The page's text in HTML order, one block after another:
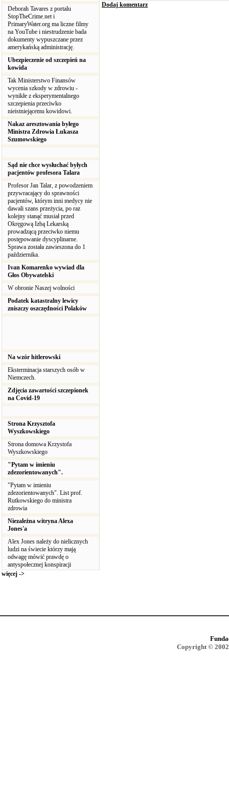
Deborah Tavares z portalu
StopTheCrime.net i
PrimaryWater.org ma liczne filmy
na YouTube i niestrudzenie bada
dokumenty wypuszczane przez
amerykańską administrację.
Ubezpieczenie od szczepień na
kowida
Tak Ministerstwo Finansów
wycenia szkody w zdrowiu -
wynikłe z eksperymentalnego
szczepienia przeciwko
nieistniejącemu kowidowi.
Nakaz aresztowania byłego
Ministra Zdrowia Łukasza
Szumowskiego
Sąd nie chce wysłuchać byłych
pacjentów profesora Talara
Profesor Jan Talar, z powodzeniem
przywracający do sprawności
pacjentów, którym inni medycy nie
dawali szans przeżycia, po raz
kolejny stanąć musiał przed
Okręgową Izbą Lekarską
prowadzącą przeciwko niemu
postępowanie dyscyplinarne.
Sprawa została zawieszona do 1
października.
Ivan Komarenko wywiad dla
Głos Obywatelski
W obronie Naszej wolności
Podatek katastralny lewicy
zniszczy oszczędności Polaków
Na wzór hitlerowski
Eksterminacja starszych osób w
Niemczech.
Zdjęcia zawartości szczepionek
na Covid-19
Strona Krzysztofa
Wyszkowskiego
Strona domowa Krzystofa
Wyszkowskiego
"Pytam w imieniu
zdezorientowanych".
"Pytam w imieniu
zdezorientowanych". List prof.
Rutkowskiego do ministra
zdrowia
Niezależna witryna Alexa
Jones'a
Alex Jones należy do nielicznych
ludzi na świecie którzy mają
odwagę mówić prawdę o
antyspołecznej konspiracji
więcej ->
Dodaj komentarz
Copyright ©